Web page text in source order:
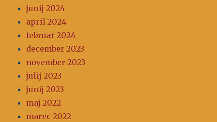
junij 2024
april 2024
februar 2024
december 2023
november 2023
julij 2023
junij 2023
maj 2022
marec 2022